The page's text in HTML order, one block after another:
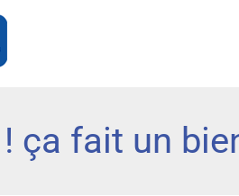
ça fait un